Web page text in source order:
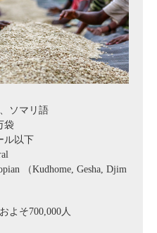
ソマリ語
袋
ル以下
（Kudhome, Gesha, Djim
よそ700,000人